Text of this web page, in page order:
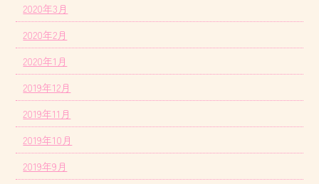
2020年3月
2020年2月
2020年1月
2019年12月
2019年11月
2019年10月
2019年9月